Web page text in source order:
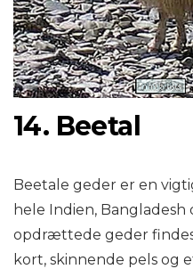
14. Beetal
Beetale geder er en
hele Indien,
opdrættede geder
kort, skinnende pels og